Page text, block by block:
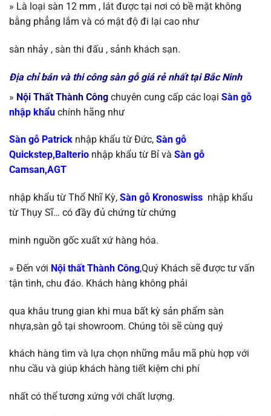
» Là loại sàn 12 mm , lát được tại nơi có bề mặt không
bằng phẳng lắm và có mật độ đi lại cao như
sàn nhảy , sàn thi đấu , sảnh khách sạn.
Địa chỉ bán và thi công sàn gỗ giá rẻ nhất tại Bắc Ninh
» Nội Thất Thành Công chuyên cung cấp các loại Sàn gỗ
nhập khẩu chính hãng như
Sàn gỗ Patrick nhập khẩu từ Đức, Sàn gỗ
Quickstep,Balterio nhập khẩu từ Bỉ và Sàn gỗ
Camsan,AGT
nhập khẩu từ Thổ Nhĩ Kỳ, Sàn gỗ Kronoswiss nhập khẩu
từ Thụy Sĩ… có đầy đủ chứng từ chứng
minh nguồn gốc xuất xứ hàng hóa.
» Đến với Nội thất Thành Công,Quý Khách sẽ được tư vấn
tận tình, chu đáo. Khách hàng không phải
qua khâu trung gian khi mua bất kỳ sản phẩm sàn
nhựa,sàn gỗ tại showroom. Chúng tôi sẽ cùng quý
khách hàng tìm và lựa chọn những mẫu mã phù hợp với
nhu cầu và giúp khách hàng tiết kiệm chi phí
nhất có thể tương xứng với chất lượng.